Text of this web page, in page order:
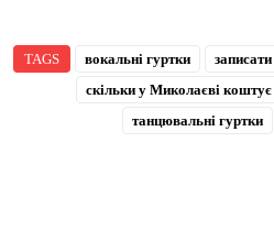
TAGS вокальні гуртки
скільки у Миколаєві
танцювальні гуртки